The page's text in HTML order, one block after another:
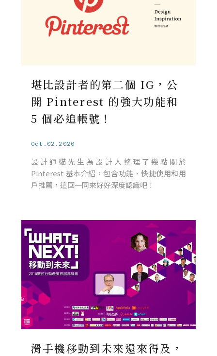
堪比設計者的第二個 IG，公
開 Pinterest 的強大功能和
5 個必追帳號！
Oct.02.2020
設計師貓先生為設計人整理了幾點關於
Pinterest 基本介紹，包含功能、快捷使用和用
戶推薦，這回一同來好好深度認識吧！
滑手機移動到未來還來得及，